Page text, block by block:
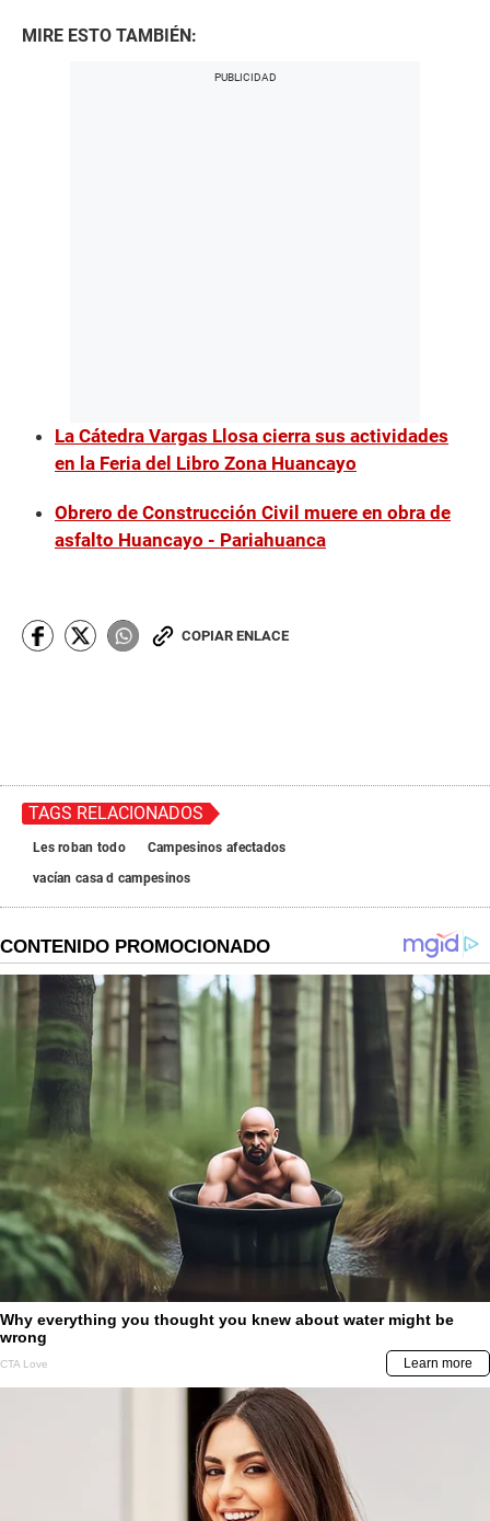
MIRE ESTO TAMBIÉN:
La Cátedra Vargas Llosa cierra sus actividades
en la Feria del Libro Zona Huancayo
Obrero de Construcción Civil muere en obra de
asfalto Huancayo - Pariahuanca
COPIAR ENLACE
TAGS RELACIONADOS
Les roban todo
Campesinos afectados
vacían casa d campesinos